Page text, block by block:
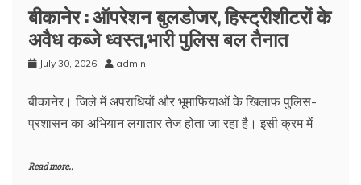
बीकानेर : ऑपरेशन बुलडोजर, हिस्ट्रीशीटरों के
अवैध कब्जे ध्वस्त,भारी पुलिस बल तैनात
July 30, 2026 admin
बीकानेर। जिले में अपराधियों और भूमाफियाओं के खिलाफ पुलिस-
प्रशासन का अभियान लगातार तेज होता जा रहा है। इसी क्रम में
Read more..